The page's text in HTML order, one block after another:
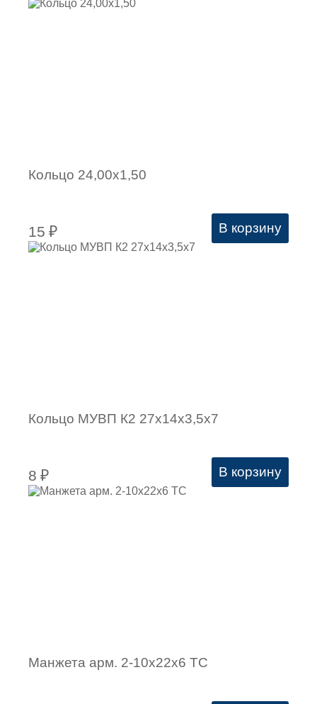
Кольцо 24,00х1,50
15 ₽ В корзину
Кольцо МУВП К2 27х14х3,5х7
8 ₽ В корзину
Манжета арм. 2-10х22х6 ТC